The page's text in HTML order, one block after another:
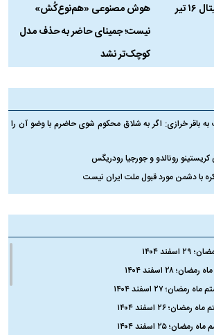
قیمت روز ارز‌های دیجیتال ۱۶ تیر
هوش مصنوعی «هم‌نوع‌کُش»
نیست؛ جمینای حاضر به حذف مدل
کوچک‌تر نشد
باقر خرازی: اگر به شلاق محکوم شوی حاضرم با وضو آن را
رونالدو و جورجیا رودریگس
با دشمن مورد قبول ملت ایران نیست
۱۴۰۴
۲۸ اسفند ۱۴۰۴
۲۷ اسفند ۱۴۰۴
۲۶ اسفند ۱۴۰۴
۲۵ اسفند ۱۴۰۴